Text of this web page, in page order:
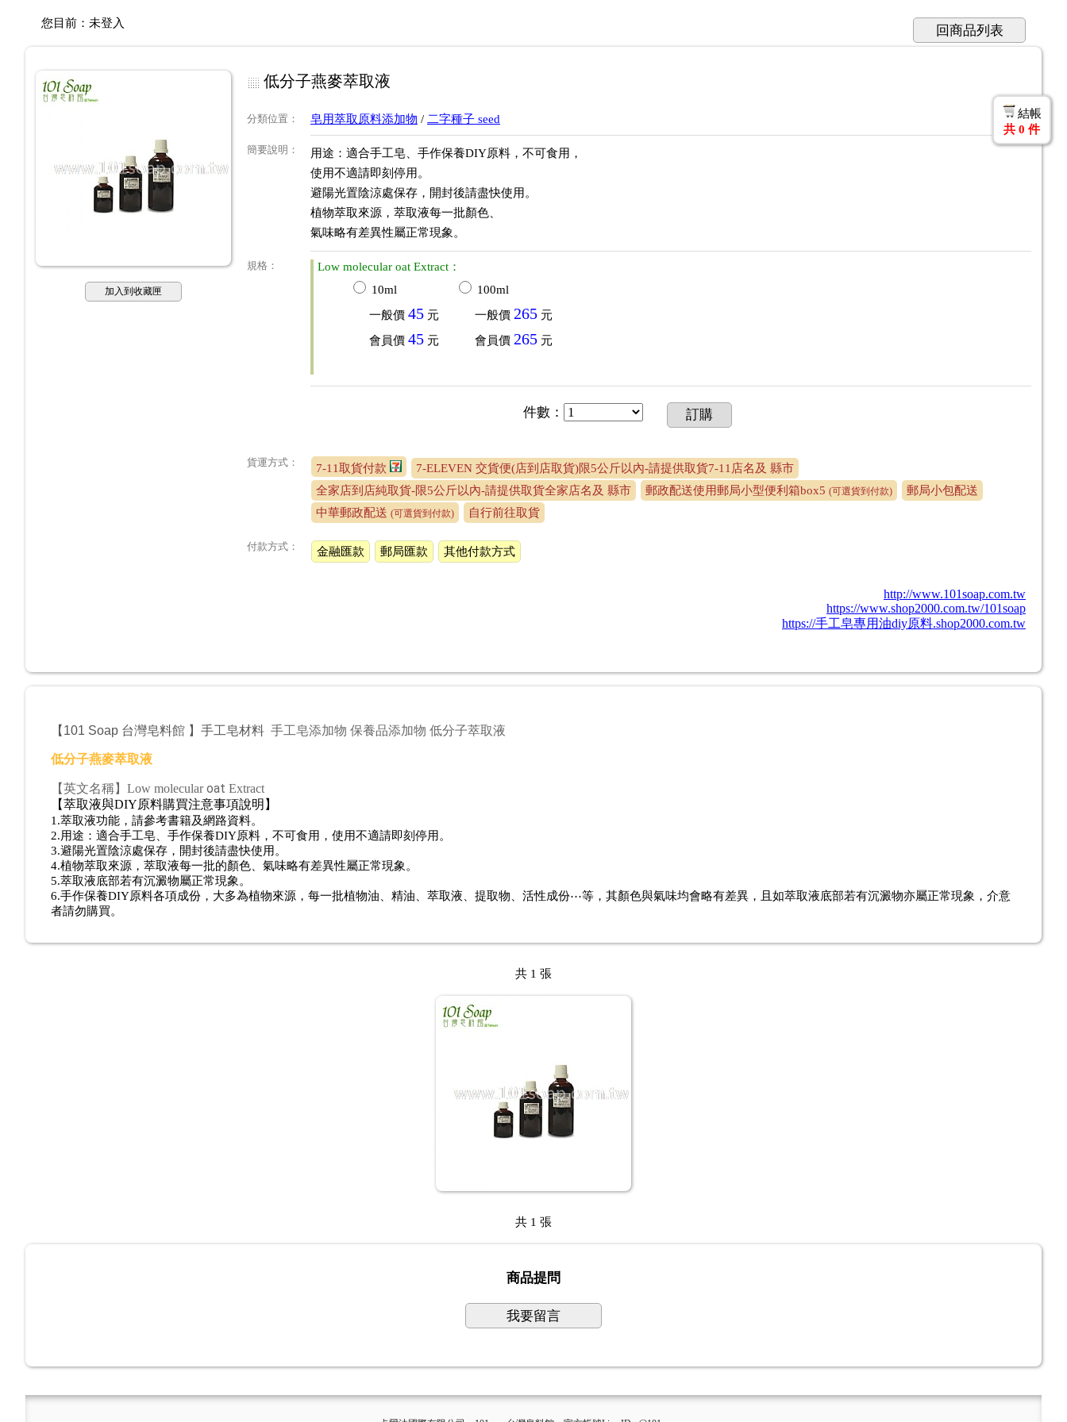
您目前： 未登入 回商品列表
加入到收藏匣
低分子燕麥萃取液
分類位置 ： 皂用萃取原料添加物 / 二字種子 seed
簡要說明 ：
用途：適合手工皂、手作保養DIY原料，不可食用，
使用不適請即刻停用。
避陽光置陰涼處保存，開封後請盡快使用。
植物萃取來源，萃取液每一批顏色、
氣味略有差異性屬正常現象。
規格 ：
Low molecular oat Extract：
10ml
一般價 45 元
會員價 45 元
100ml
一般價 265 元
會員價 265 元
件數 ： 訂購
貨運方式： 7-11取貨付款
7-ELEVEN 交貨便(店到店取貨)限5公斤以內-請提供取貨7-11店名及 縣市
全家店到店純取貨-限5公斤以內-請提供取貨全家店名及 縣市
郵政配送使用郵局小型便利箱box5 (可選貨到付款)
郵局小包配送
中華郵政配送 (可選貨到付款) 自行前往取貨
付款方式： 金融匯款 郵局匯款 其他付款方式
http://www.101soap.com.tw
https://www.shop2000.com.tw/101soap
https://手工皂專用油diy原料.shop2000.com.tw
結帳
共 0 件
【 101 Soap 台灣皂料館 】手工皂材料 手工皂添加物 保養品添加物 低分子萃取液
低分子燕麥萃取液
【英文名稱】 Low molecularoat Extract
【萃取液與DIY原料購買注意事項說明】
1.萃取液功能，請參考書籍及網路資料。
2.用途：適合手工皂、手作保養DIY原料，不可食用，使用不適請即刻停用。
3.避陽光置陰涼處保存，開封後請盡快使用。
4.植物萃取來源，萃取液每一批的顏色、氣味略有差異性屬正常現象。
5.萃取液底部若有沉澱物屬正常現象。
6.手作保養DIY原料各項成份，大多為植物來源，每一批植物油、精油、萃取液、提取物、活性成份⋯等， 其顏色與氣味均會略有差異，且如萃取液底部若有沉澱物亦屬正常現象，介意
者請勿購買。
共 1 張
共 1 張
商品提問
我要留言